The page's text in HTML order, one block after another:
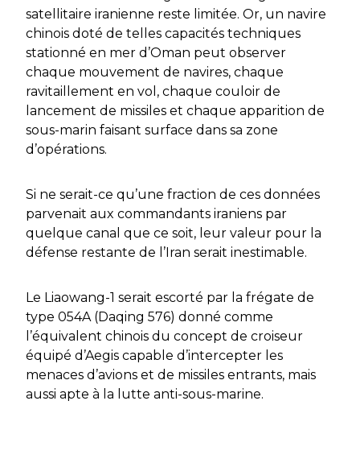
satellitaire iranienne reste limitée. Or, un navire
chinois doté de telles capacités techniques
stationné en mer d’Oman peut observer
chaque mouvement de navires, chaque
ravitaillement en vol, chaque couloir de
lancement de missiles et chaque apparition de
sous-marin faisant surface dans sa zone
d’opérations.
Si ne serait-ce qu’une fraction de ces données
parvenait aux commandants iraniens par
quelque canal que ce soit, leur valeur pour la
défense restante de l’Iran serait inestimable.
Le Liaowang-1 serait escorté par la frégate de
type 054A (Daqing 576) donné comme
l’équivalent chinois du concept de croiseur
équipé d’Aegis capable d’intercepter les
menaces d’avions et de missiles entrants, mais
aussi apte à la lutte anti-sous-marine.